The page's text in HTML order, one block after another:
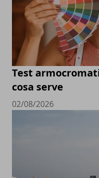
Test
cosa serve
02/08/2026